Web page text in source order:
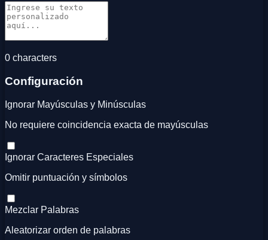
0 characters
Configuración
Ignorar Mayúsculas y Minúsculas
No requiere coincidencia exacta de mayúsculas
Ignorar Caracteres Especiales
Omitir puntuación y símbolos
Mezclar Palabras
Aleatorizar orden de palabras